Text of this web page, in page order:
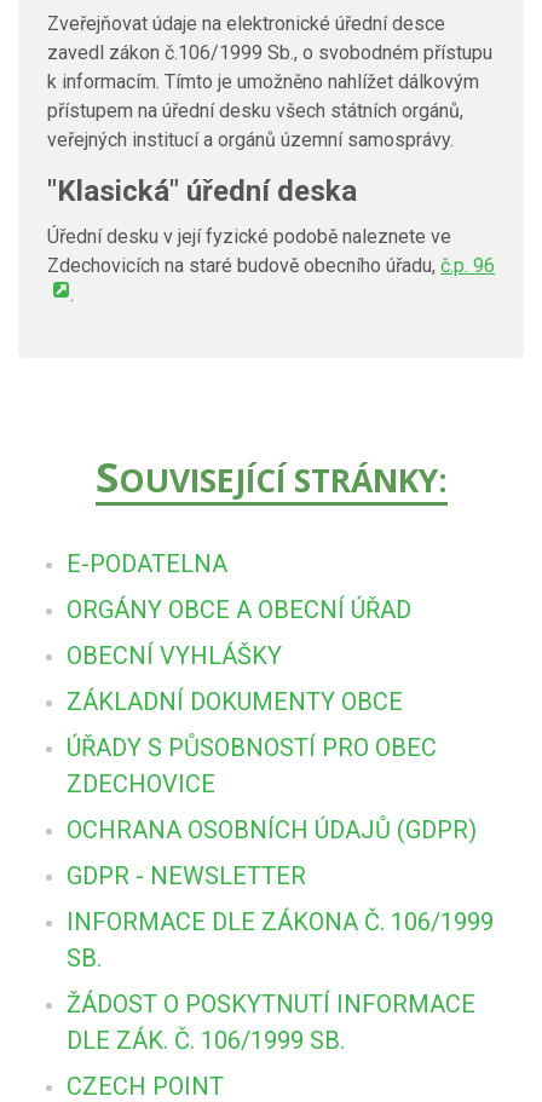
Zveřejňovat údaje na elektronické úřední desce
zavedl zákon č.106/1999 Sb., o svobodném přístupu
k informacím. Tímto je umožněno nahlížet dálkovým
přístupem na úřední desku všech státních orgánů,
veřejných institucí a orgánů územní samosprávy.
"Klasická" úřední deska
Úřední desku v její fyzické podobě naleznete ve
Zdechovicích na staré budově obecního úřadu, č.p. 96
.
SOUVISEJÍCÍ STRÁNKY:
E-PODATELNA
ORGÁNY OBCE A OBECNÍ ÚŘAD
OBECNÍ VYHLÁŠKY
ZÁKLADNÍ DOKUMENTY OBCE
ÚŘADY S PŮSOBNOSTÍ PRO OBEC
ZDECHOVICE
OCHRANA OSOBNÍCH ÚDAJŮ (GDPR)
GDPR - NEWSLETTER
INFORMACE DLE ZÁKONA Č. 106/1999
SB.
ŽÁDOST O POSKYTNUTÍ INFORMACE
DLE ZÁK. Č. 106/1999 SB.
CZECH POINT